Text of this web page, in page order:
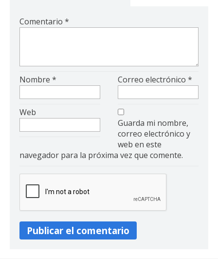
Comentario *
Nombre * Correo electrónico*
Web
Guarda mi nombre,
correo electrónico y
web en este
navegador para la próxima vez que comente.